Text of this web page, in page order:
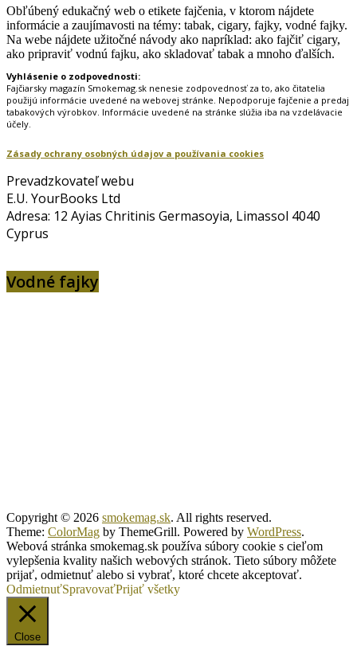
Obľúbený edukačný web o etikete fajčenia, v ktorom nájdete
informácie a zaujímavosti na témy: tabak, cigary, fajky, vodné fajky.
Na webe nájdete užitočné návody ako napríklad: ako fajčiť cigary,
ako pripraviť vodnú fajku, ako skladovať tabak a mnoho ďalších.
Vyhlásenie o zodpovednosti:
Fajčiarsky magazín Smokemag.sk nenesie zodpovednosť za to, ako čitatelia
použijú informácie uvedené na webovej stránke. Nepodporuje fajčenie a predaj
tabakových výrobkov. Informácie uvedené na stránke slúžia iba na vzdelávacie
účely.
Zásady ochrany osobných údajov a používania cookies
Prevadzkovateľ webu
E.U. YourBooks Ltd
Adresa: 12 Ayias Chritinis Germasoyia, Limassol 4040
Cyprus
Vodné fajky
Copyright © 2026 smokemag.sk. All rights reserved.
Theme: ColorMag by ThemeGrill. Powered by WordPress.
Webová stránka smokemag.sk používa súbory cookie s cieľom
vylepšenia kvality našich webových stránok. Tieto súbory môžete
prijať, odmietnuť alebo si vybrať, ktoré chcete akceptovať.
OdmietnuťSpravovaťPrijať všetky
Close